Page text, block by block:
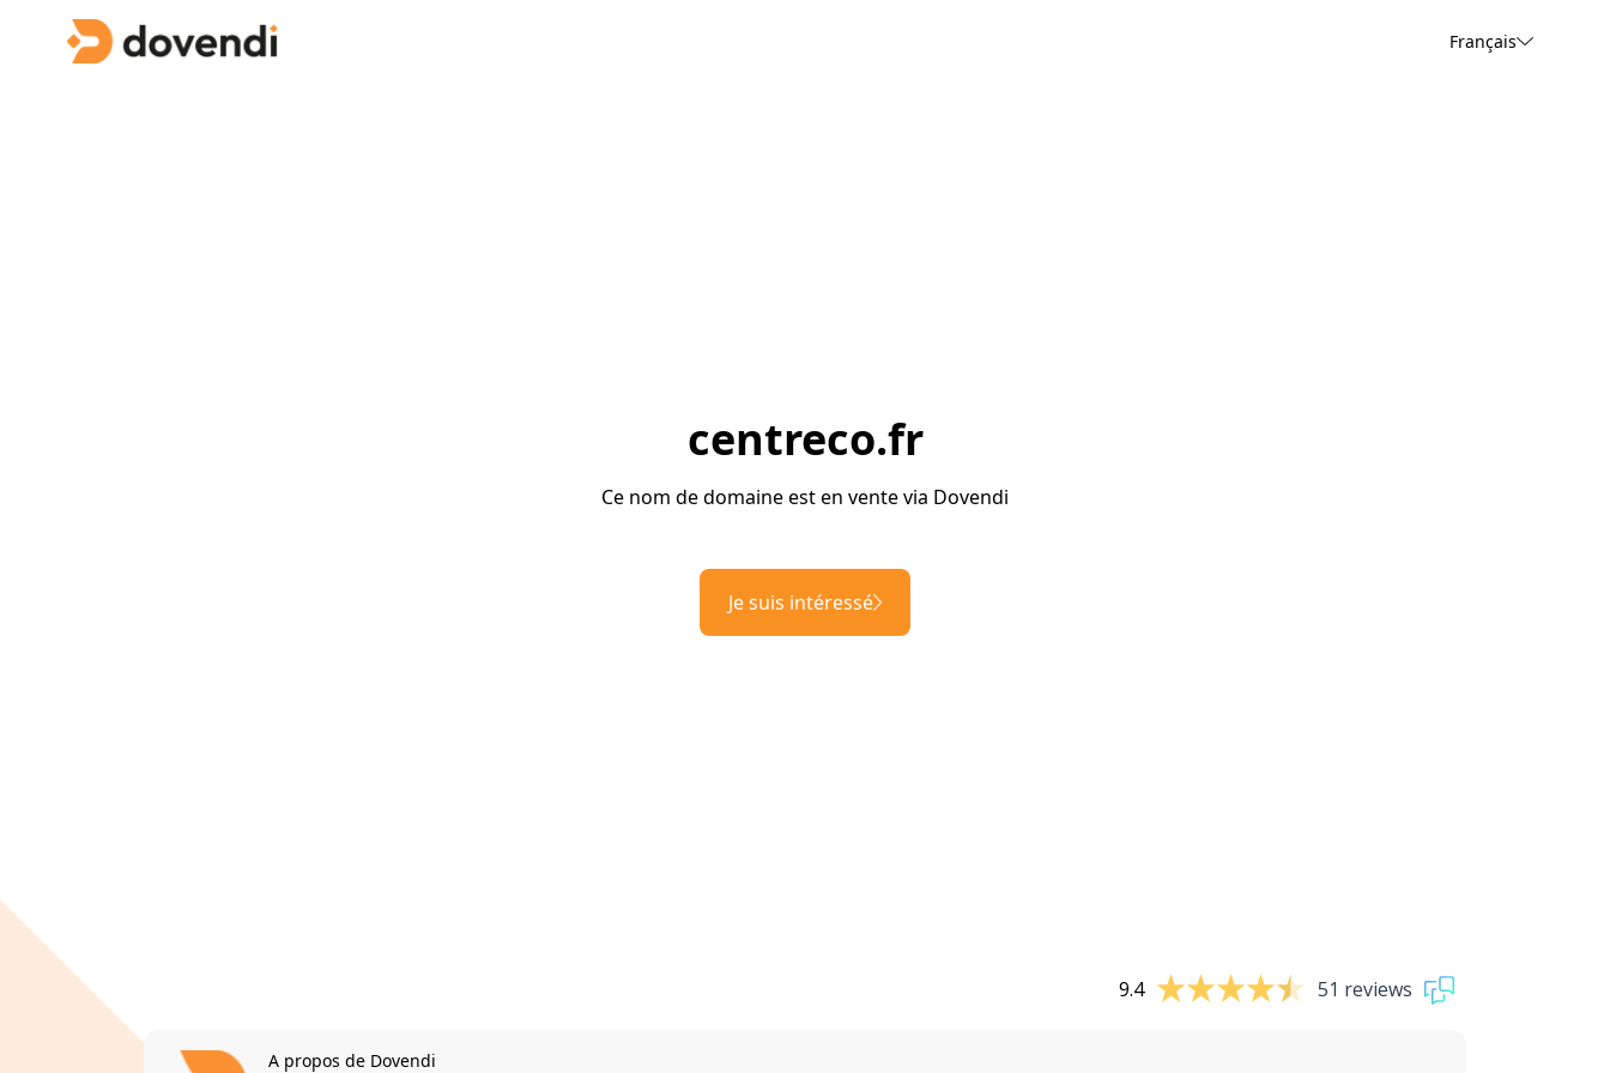
Français
centreco.fr
Ce nom de domaine est en vente via Dovendi
Je suis intéressé
9.4 51 reviews
A propos de Dovendi